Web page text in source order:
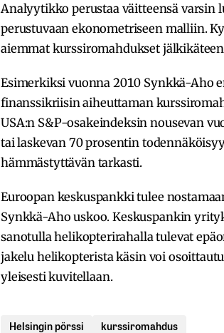
Analyytikko perustaa väitteensä
perustuvaan ekonometriseen malliin.
aiemmat kurssiromahdukset
Esimerkiksi vuonna 2010 Synkkä-Aho
finanssikriisin aiheuttaman
USA:n S&P-osakeindeksin nousevan
tai laskevan 70 prosentin
hämmästyttävän tarkasti.
Euroopan keskuspankki tulee
Synkkä-Aho uskoo. Keskuspankin
sanotulla helikopterirahalla tulevat
jakelu helikopterista käsin voi
yleisesti kuvitellaan.
Helsingin pörssi kurssiromahdus